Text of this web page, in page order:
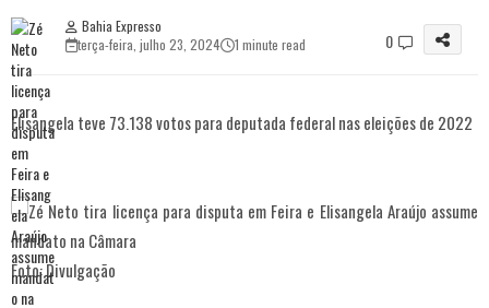
Bahia Expresso
terça-feira, julho 23, 2024
1 minute read 0
Elisangela teve 73.138 votos para deputada federal nas eleições de 2022
Foto: Divulgação